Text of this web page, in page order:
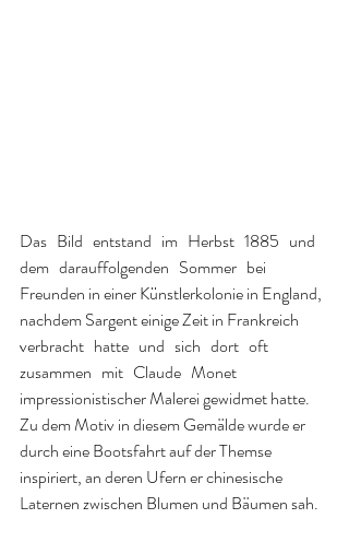
Das   Bild   entstand   im   Herbst   1885   und
dem   darauffolgenden   Sommer   bei
Freunden in einer Künstlerkolonie in England,
nachdem Sargent einige Zeit in Frankreich
verbracht   hatte   und   sich   dort   oft
zusammen   mit   Claude   Monet
impressionistischer Malerei gewidmet hatte.
Zu dem Motiv in diesem Gemälde wurde er
durch eine Bootsfahrt auf der Themse
inspiriert, an deren Ufern er chinesische
Laternen zwischen Blumen und Bäumen sah.